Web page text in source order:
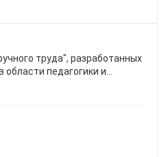
труда", разработанных
области педагогики и
букварь»,
методические указания
труда,
мелкой моторики,